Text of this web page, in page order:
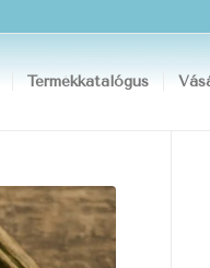
Termékkatalógus